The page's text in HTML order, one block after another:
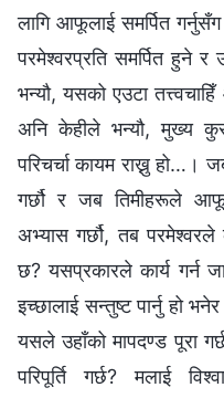
लागि आफूलाई समर्पित
परमेश्‍वरप्रति समर्पित हुने र
भन्यौ, यसको एउटा
अनि केहीले भन्यौ, मुख्य
परिचर्चा कायम राख्नु हो…।
गर्छौ र जब तिमीहरूले
अभ्यास गर्छौ, तब परमेश्‍वरले
छ? यसप्रकारले कार्य गर्न
इच्छालाई सन्तुष्ट पार्नु हो
यसले उहाँको मापदण्ड पूरा
परिपूर्ति गर्छ? मलाई